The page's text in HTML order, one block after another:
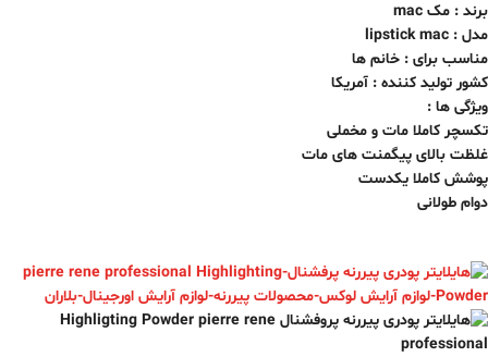
برند : مک mac
مدل : lipstick mac
مناسب برای : خانم ها
کشور تولید کننده : آمریکا
ویژگی ها :
تکسچر کاملا مات و مخملی
غلظت بالای پیگمنت های مات
پوشش کاملا یکدست
دوام طولانی